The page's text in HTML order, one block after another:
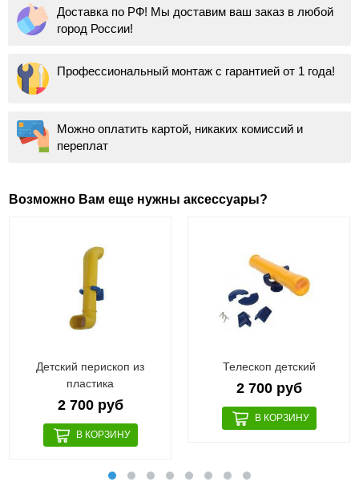
Доставка по РФ! Мы доставим ваш заказ в любой
город России!
Профессиональный монтаж с гарантией от 1 года!
Можно оплатить картой, никаких комиссий и
переплат
Возможно Вам еще нужны аксессуары?
Детский перископ из
пластика
2 700 руб
Телескоп детский
2 700 руб